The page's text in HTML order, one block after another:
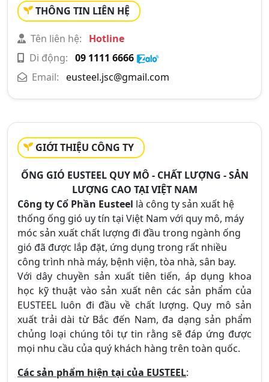
THÔNG TIN LIÊN HỆ
Tên liên hệ:
Hotline
Di động: 09 1111 6666
Email: eusteel.jsc@gmail.com
GIỚI THIỆU CÔNG TY
ỐNG GIÓ EUSTEEL QUY MÔ - CHẤT LƯỢNG - SẢN
LƯỢNG CAO TẠI VIỆT NAM
Công ty Cổ Phần Eusteel là công ty sản xuất hệ
thống ống gió uy tín tại Việt Nam với quy mô, máy
móc sản xuất chất lượng đi đầu trong ngành ống
gió đã được lắp đặt, ứng dụng trong rất nhiều
công trình nhà máy, bệnh viện, tòa nhà, sân bay.
Với dây chuyền sản xuất tiên tiến, áp dụng khoa
học kỹ thuật vào sản xuất nên các sản phẩm của
EUSTEEL luôn đi đầu về chất lượng. Quy mô sản
xuất trải dài từ Bắc đến Nam, đa dạng sản phẩm
chủng loại chúng tôi tự tin rằng sẽ đáp ứng được
mọi nhu cầu của quý khách hàng trên toàn quốc.
Các sản phẩm hiện tại của EUSTEEL: